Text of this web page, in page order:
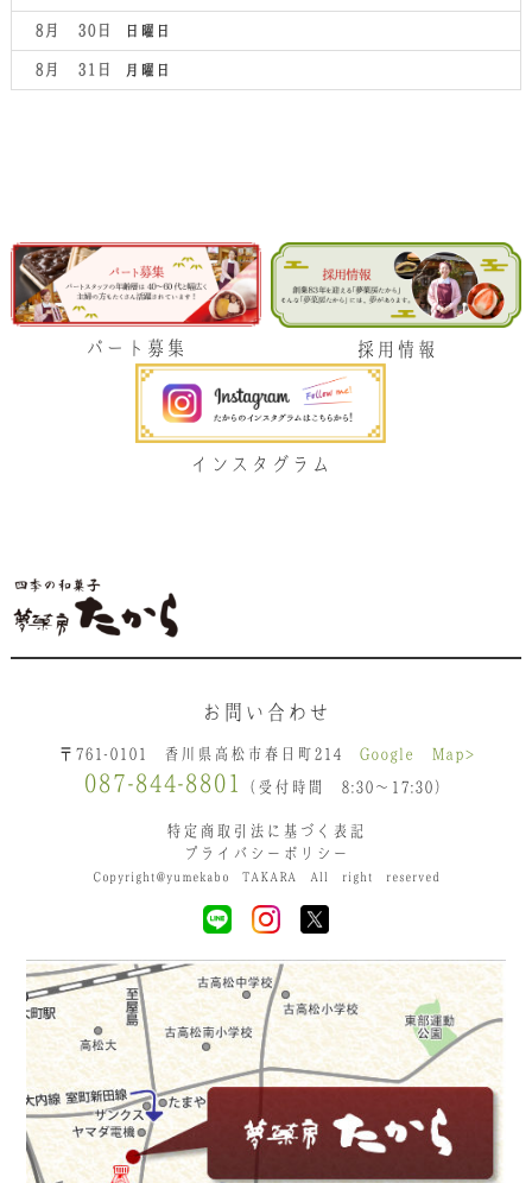
2026
日曜日
8月 30
月曜日
8月 31
パート募集 採用情報
インスタグラム
お問い合わせ
〒761-0101 香川県高松市春日町214 Google Map>
087-844-8801 （受付時間 8:30〜17:30）
特定商取引法に基づく表記
プライバシーポリシー
Copyright@yumekabo TAKARA All right reserved